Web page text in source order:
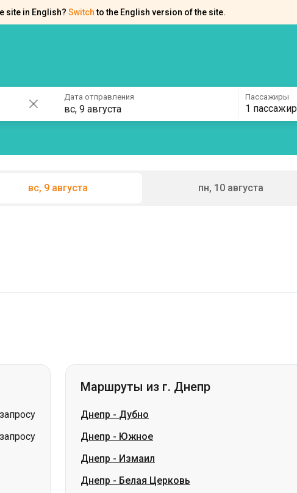
site in English? Switch to the English version of the site.
Дата отправления
вс, 9 августа
Пассажиры
1 пассажир
вс, 9 августа пн, 10 августа
Маршруты из г. Днепр
Днепр - Дубно
Днепр - Южное
Днепр - Измаил
Днепр - Белая Церковь